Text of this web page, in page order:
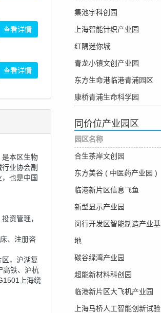
查看详情
查看详情
是本区生物
业协会副
也是中国
资管理，
、注册咨
，沪湖复
高铁、沪杭
上海绕
集池宇科创园
上海智能针织产业园
红隅迷你城
青龙小镇文创产业园
东方生命港临港青浦园区
康桥青浦生命科学园
同价位产业园区
园区名称
合生茶岸文创园
东方美谷 ( 中医药产业园 )
临港新片区信息飞鱼
新型显示产业园
闵行开发区智能制造产业基
地
碳谷绿湾产业园
超能新材料科创园
临港新片区大飞机产业园
上海马桥人工智能创新试验